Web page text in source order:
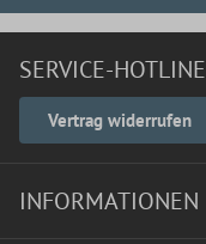
SERVICE-HOTLINE
Vertrag widerrufen
INFORMATIONEN